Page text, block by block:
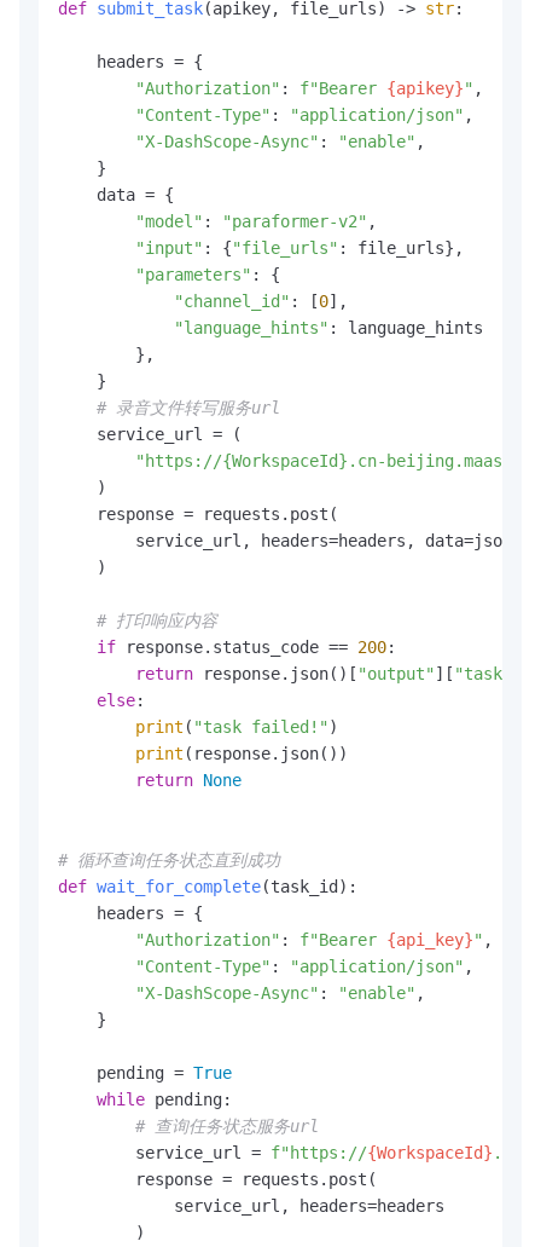
def submit_task(apikey, file_urls) -> str:
    headers = {
"Authorization" : f"Bearer {apikey}" ,
"Content-Type" : "application/json" ,
"X-DashScope-Async" : "enable" ,
    }
    data = {
"model" : "paraformer-v2" ,
"input" : {"file_urls" : file_urls},
"parameters" : {
"channel_id" : [0],
"language_hints" : language_hints
        },
    }
# 录音文件转写服务url
    service_url = (
"https://{WorkspaceId}.cn-
    )
    response = requests.post(
service_url, headers=headers,
    )
# 打印响应内容
if response.status_code == 200:
return response.json()[ "output" ][ "task_id"
else:
print ( "task failed!" )
print (response.json())
return None
# 循环查询任务状态直到成功
def wait_for_complete(task_id):
    headers = {
"Authorization" : f"Bearer {api_key}" ,
"Content-Type" : "application/json" ,
"X-DashScope-Async" : "enable" ,
    }
    pending =
True
while pending:
# 查询任务状态服务url
        service_url =
f"https://{WorkspaceId} .cn-
        response = requests.post(
            service_url, headers=headers
        )